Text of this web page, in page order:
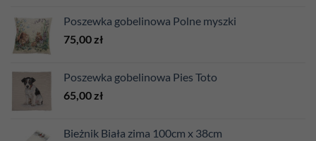
Poszewka gobelinowa Polne myszki
75,00 zł
Poszewka gobelinowa Pies Toto
65,00 zł
Bieżnik Biała zima 100cm x 38cm